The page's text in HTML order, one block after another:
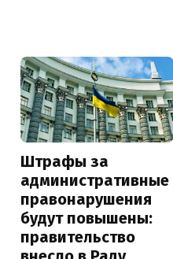
Штрафы за
административные
правонарушения
будут повышены:
правительство